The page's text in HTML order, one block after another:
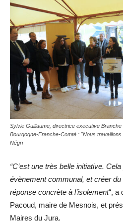
Sylvie Guillaume, directrice executive
Bourgogne-Franche-Comté : "Nous
Négri
“C’est une très belle initiative.
évènement communal, et créer du
réponse concrète à l’isolement“, a
Pacoud, maire de Mesnois, et
Maires du Jura.